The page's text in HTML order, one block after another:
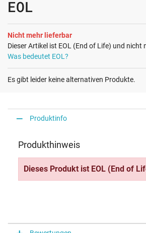
EOL
Nicht mehr lieferbar
Dieser Artikel ist EOL (End of Life) und nicht
Was bedeutet EOL?
Es gibt leider keine alternativen Produkte.
Produktinfo
Produkthinweis
Dieses Produkt ist EOL (End of